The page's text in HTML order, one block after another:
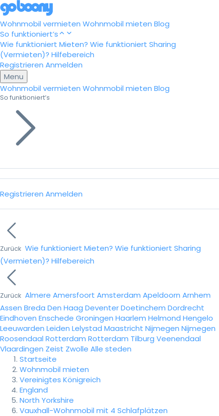
Wohnmobil vermieten Wohnmobil mieten Blog
So funktioniert’s
Wie funktioniert Mieten? Wie funktioniert Sharing
(Vermieten)? Hilfebereich
Registrieren Anmelden
Menu
Wohnmobil vermieten Wohnmobil mieten Blog
So funktioniert’s
Registrieren Anmelden
Zurück Wie funktioniert Mieten? Wie funktioniert Sharing
(Vermieten)? Hilfebereich
Zurück Almere Amersfoort Amsterdam Apeldoorn Arnhem
Assen Breda Den Haag DeventerDoetinchem Dordrecht
Eindhoven Enschede Groningen Haarlem Helmond Hengelo
Leeuwarden Leiden Lelystad Maastricht Nijmegen Nijmegen
Roosendaal Rotterdam Rotterdam Tilburg Veenendaal
Vlaardingen Zeist Zwolle Alle steden
Startseite
Wohnmobil mieten
Vereinigtes Königreich
England
North Yorkshire
Vauxhall-Wohnmobil mit 4 Schlafplätzen